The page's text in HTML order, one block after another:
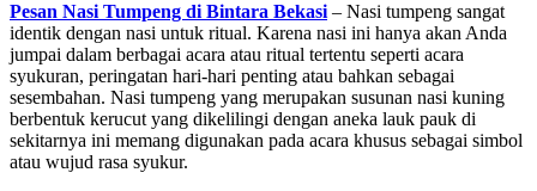
Pesan Nasi Tumpeng di Bintara Bekasi– Nasi tumpeng sangat
identik dengan nasi untuk ritual. Karena nasi ini hanya akan Anda
jumpai dalam berbagai acara atau ritual tertentu seperti acara
syukuran, peringatan hari-hari penting atau bahkan sebagai
sesembahan. Nasi tumpeng yang merupakan susunan nasi kuning
berbentuk kerucut yang dikelilingi dengan aneka lauk pauk di
sekitarnya ini memang digunakan pada acara khusus sebagai simbol
atau wujud rasa syukur.